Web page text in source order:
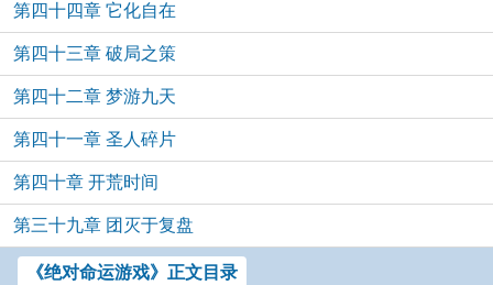
第四十四章 它化自在
第四十三章 破局之策
第四十二章 梦游九天
第四十一章 圣人碎片
第四十章 开荒时间
第三十九章 团灭于复盘
《绝对命运游戏》正文目录